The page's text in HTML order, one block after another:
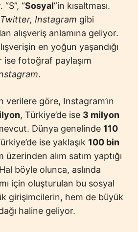
“Sosyal”in kısaltması.
Instagram gibi
alışveriş anlamına geliyor.
en yoğun yaşandığı
ise fotoğraf paylaşım
.
verilere göre, Instagram’ın
, Türkiye’de ise 3 milyon
Dünya genelinde 110
ise yaklaşık 100 bin
alım satım yaptığı
böyle olunca, aslında
için oluşturulan bu sosyal
girişimcilerin, hem de büyük
haline geliyor.